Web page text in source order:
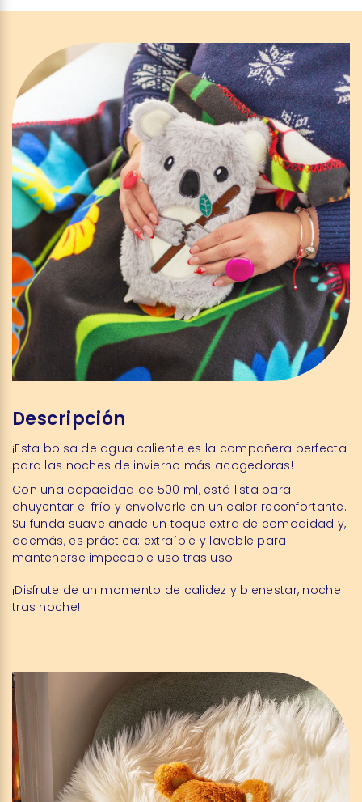
Descripción
¡Esta bolsa de agua caliente es la compañera perfecta
para las noches de invierno más acogedoras!
Con una capacidad de 500 ml, está lista para
ahuyentar el frío y envolverle en un calor reconfortante.
Su funda suave añade un toque extra de comodidad y,
además, es práctica: extraíble y lavable para
mantenerse impecable uso tras uso.
¡Disfrute de un momento de calidez y bienestar, noche
tras noche!